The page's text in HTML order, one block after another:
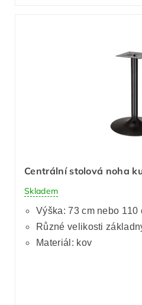
Centrální stolová noha
Skladem
Výška: 73 cm nebo 110
Různé velikosti
Materiál: kov